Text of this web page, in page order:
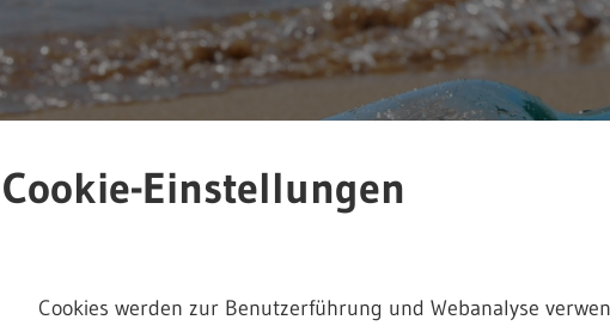
Cookie-Einstellungen
Cookies werden zur Benutzerführung und Webanalyse